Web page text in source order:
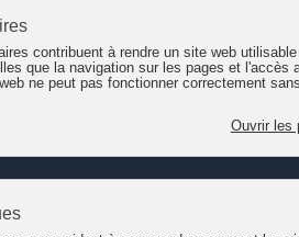
enfants dessinent
2019 « Les enfants dessinent
l'association offre la possibilité de
Journée d’action suisse du 16
trois langues. Et surtout à